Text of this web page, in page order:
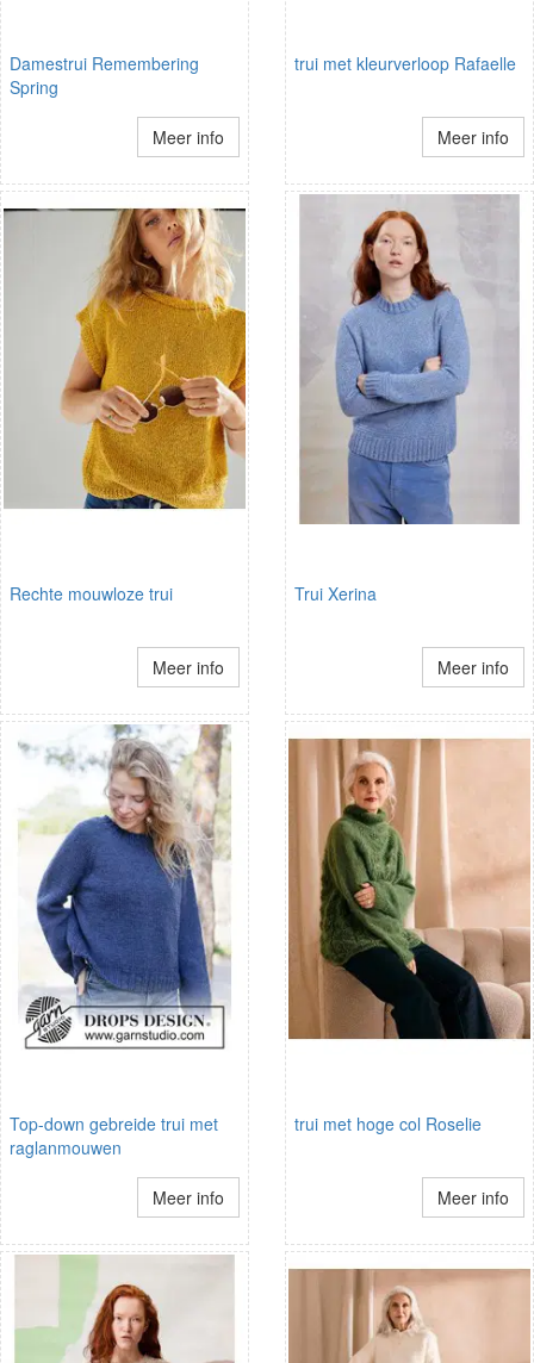
Damestrui Remembering
Spring
Meer info
trui met kleurverloop Rafaelle
Meer info
Rechte mouwloze trui
Meer info
Trui Xerina
Meer info
Top-down gebreide trui met
raglanmouwen
Meer info
trui met hoge col Roselie
Meer info